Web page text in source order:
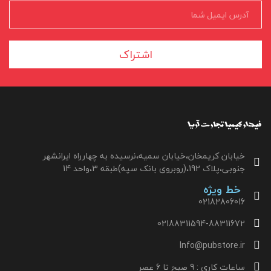
اشتراک
خیابان کریمخان،خیابان سمیه،نرسیده به چهارراه ایرانشهر
جنوبی،پلاک 192،(روبروی بانک سپه)طبقه 3،واحد 14
خط ویژه
02182806016
02188311594-88311672
Info@pubstore.ir
ساعات کاری : 9 صبح تا 6 عصر